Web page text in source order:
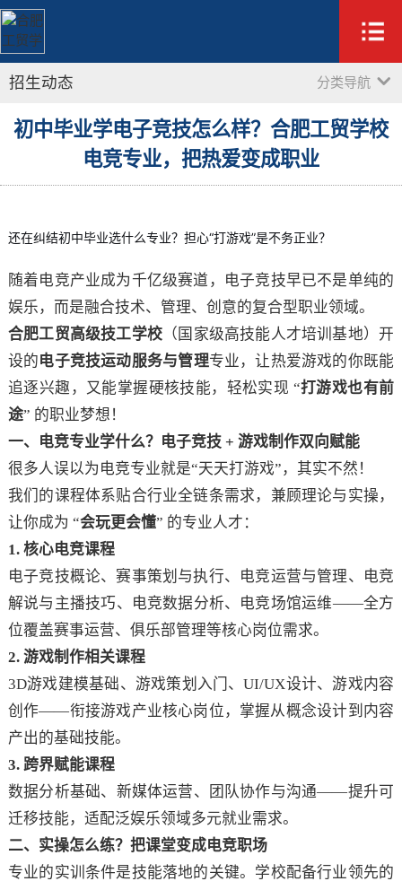
招生动态 分类导航
初中毕业学电子竞技怎么样？合肥工贸学校
电竞专业，把热爱变成职业
还在纠结初中毕业选什么专业？担心“打游戏”是不务正业？
随着电竞产业成为千亿级赛道，电子竞技早已不是单纯的
娱乐，而是融合技术、管理、创意的复合型职业领域。
合肥工贸高级技工学校 （国家级高技能人才培训基地）开
设的电子竞技运动服务与管理专业，让热爱游戏的你既能
追逐兴趣，又能掌握硬核技能，轻松实现 “打游戏也有前
途” 的职业梦想！
一、电竞专业学什么？电子竞技 + 游戏制作双向赋能
很多人误以为电竞专业就是“天天打游戏”，其实不然！
我们的课程体系贴合行业全链条需求，兼顾理论与实操，
让你成为 “会玩更会懂” 的专业人才：
1. 核心电竞课程
电子竞技概论、赛事策划与执行、电竞运营与管理、电竞
解说与主播技巧、电竞数据分析、电竞场馆运维——全方
位覆盖赛事运营、俱乐部管理等核心岗位需求。
2. 游戏制作相关课程
3D游戏建模基础、游戏策划入门、UI/UX设计、游戏内容
创作——衔接游戏产业核心岗位，掌握从概念设计到内容
产出的基础技能。
3. 跨界赋能课程
数据分析基础、新媒体运营、团队协作与沟通——提升可
迁移技能，适配泛娱乐领域多元就业需求。
二、实操怎么练？把课堂变成电竞职场
专业的实训条件是技能落地的关键。学校配备行业领先的